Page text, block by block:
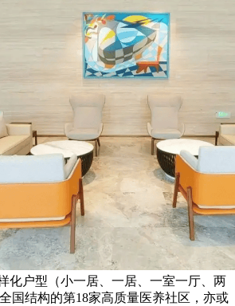
化户型（小一居、一居、一室一厅、两
国结构的第18家高质量医养社区，亦或